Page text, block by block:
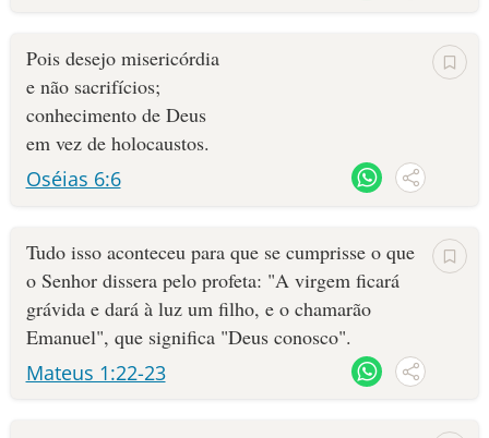
Pois desejo misericórdia
e não sacrifícios;
conhecimento de Deus
em vez de holocaustos.
Oséias 6:6
Tudo isso aconteceu para que se cumprisse o que
o Senhor dissera pelo profeta: "A virgem ficará
grávida e dará à luz um filho, e o chamarão
Emanuel", que significa "Deus conosco".
Mateus 1:22-23